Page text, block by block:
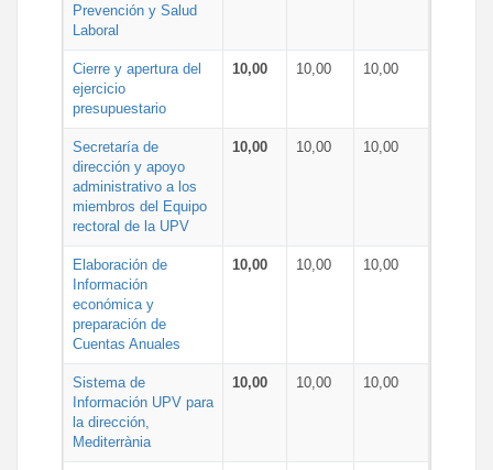
Prevención y Salud
Laboral
Cierre y apertura del
ejercicio
presupuestario
10,00 10,00 10,00
Secretaría de
dirección y apoyo
administrativo a los
miembros del Equipo
rectoral de la UPV
10,00 10,00 10,00
Elaboración de
Información
económica y
preparación de
Cuentas Anuales
10,00 10,00 10,00
Sistema de
Información UPV para
la dirección,
Mediterrània
10,00 10,00 10,00